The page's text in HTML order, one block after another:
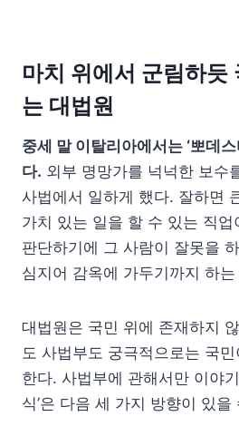
마치 위에서 군림하듯
는 대법원
중세 말 이탈리아에서는 ‘뽀데
다. 외부 명망가를 넉넉한 보수
사법에서 일하게 했다. 잘하면
가치 있는 일을 할 수 있는 직
판단하기에 그 사람이 잘못을
심지어 감옥에 가두기까지 하
대법원은 국민 위에 존재하지
도 사법부도 궁극적으로는 국
한다. 사법부에 관해서만 이야
식’은 다음 세 가지 방향이 있을